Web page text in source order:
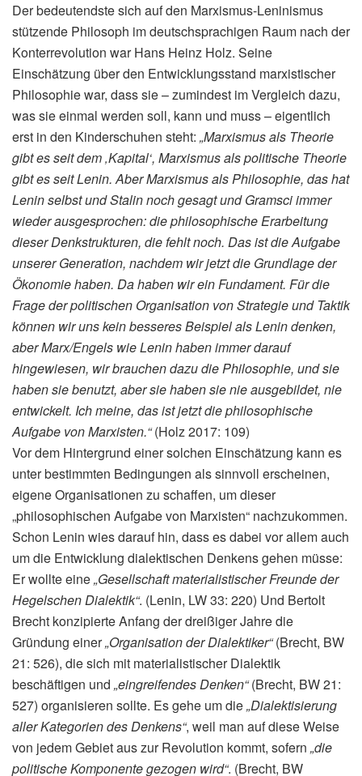
Der bedeutendste sich auf den Marxismus-Leninismus
stützende Philosoph im deutschsprachigen Raum nach der
Konterrevolution war Hans Heinz Holz. Seine
Einschätzung über den Entwicklungsstand marxistischer
Philosophie war, dass sie – zumindest im Vergleich dazu,
was sie einmal werden soll, kann und muss – eigentlich
erst in den Kinderschuhen steht: „Marxismus als Theorie
gibt es seit dem ‚Kapital‘, Marxismus als politische Theorie
gibt es seit Lenin. Aber Marxismus als Philosophie, das hat
Lenin selbst und Stalin noch gesagt und Gramsci immer
wieder ausgesprochen: die philosophische Erarbeitung
dieser Denkstrukturen, die fehlt noch. Das ist die Aufgabe
unserer Generation, nachdem wir jetzt die Grundlage der
Ökonomie haben. Da haben wir ein Fundament. Für die
Frage der politischen Organisation von Strategie und Taktik
können wir uns kein besseres Beispiel als Lenin denken,
aber Marx/Engels wie Lenin haben immer darauf
hingewiesen, wir brauchen dazu die Philosophie, und sie
haben sie benutzt, aber sie haben sie nie ausgebildet, nie
entwickelt. Ich meine, das ist jetzt die philosophische
Aufgabe von Marxisten.“(Holz 2017: 109)
Vor dem Hintergrund einer solchen Einschätzung kann es
unter bestimmten Bedingungen als sinnvoll erscheinen,
eigene Organisationen zu schaffen, um dieser
„philosophischen Aufgabe von Marxisten“ nachzukommen.
Schon Lenin wies darauf hin, dass es dabei vor allem auch
um die Entwicklung dialektischen Denkens gehen müsse:
Er wollte eine„Gesellschaft materialistischer Freunde der
Hegelschen Dialektik“. (Lenin, LW 33: 220) Und Bertolt
Brecht konzipierte Anfang der dreißiger Jahre die
Gründung einer„Organisation der Dialektiker“(Brecht, BW
21: 526), die sich mit materialistischer Dialektik
beschäftigen und „eingreifendes Denken“(Brecht, BW 21:
527) organisieren sollte. Es gehe um die„Dialektisierung
aller Kategorien des Denkens“, weil man auf diese Weise
von jedem Gebiet aus zur Revolution kommt, sofern „die
politische Komponente gezogen wird“. (Brecht, BW